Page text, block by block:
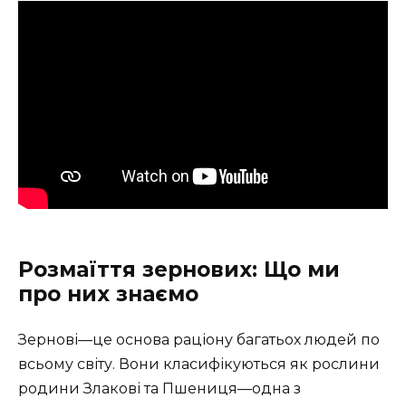
Розмаїття зернових: Що ми
про них знаємо
Зернові—це основа раціону багатьох людей по
всьому світу. Вони класифікуються як рослини
родини Злакові та Пшениця—одна з